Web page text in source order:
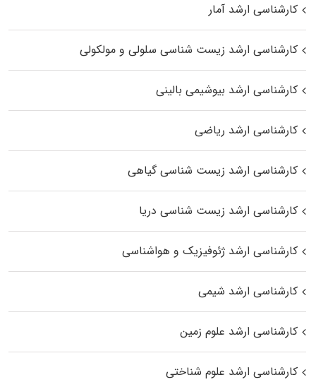
کارشناسی ارشد آمار
کارشناسی ارشد زیست شناسی سلولی و مولکولی
کارشناسی ارشد بیوشیمی بالینی
کارشناسی ارشد ریاضی
کارشناسی ارشد زیست‌ شناسی گیاهی
کارشناسی ارشد زیست‌ شناسی دریا
کارشناسی ارشد ژئوفیزیک و هواشناسی
کارشناسی ارشد شیمی
کارشناسی ارشد علوم زمین
کارشناسی ارشد علوم شناختی